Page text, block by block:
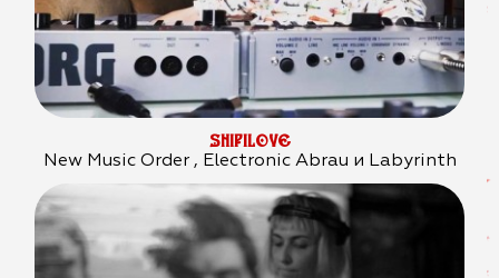
SHIPILOVE
New Music Order , Electronic Abrau и Labyrinth